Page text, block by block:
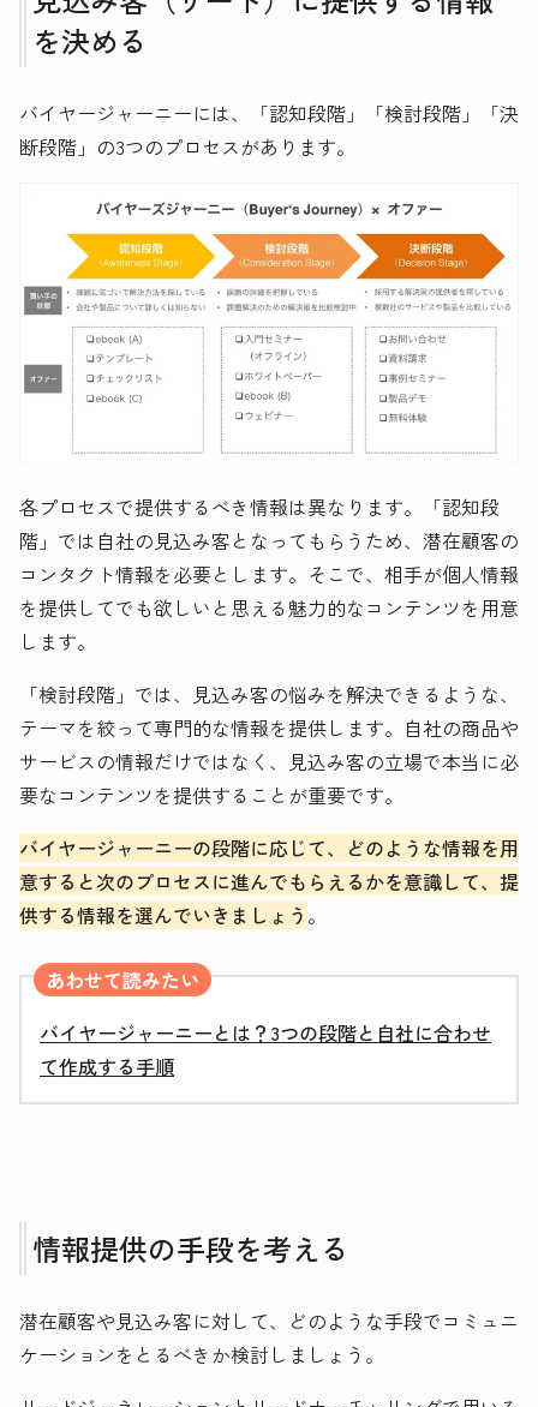
を決める
バイヤージャーニーには、「認知段階」「検討段階」「決
断段階」の3つのプロセスがあります。
各プロセスで提供するべき情報は異なります。「認知段
階」では自社の見込み客となってもらうため、潜在顧客の
コンタクト情報を必要とします。そこで、相手が個人情報
を提供してでも欲しいと思える魅力的なコンテンツを用意
します。
「検討段階」では、見込み客の悩みを解決できるような、
テーマを絞って専門的な情報を提供します。自社の商品や
サービスの情報だけではなく、見込み客の立場で本当に必
要なコンテンツを提供することが重要です。
バイヤージャーニーの段階に応じて、どのような情報を用
意すると次のプロセスに進んでもらえるかを意識して、提
供する情報を選んでいきましょう 。
あわせて読みたい
バイヤージャーニーとは？3つの段階と自社に合わせ
て作成する手順
情報提供の手段を考える
潜在顧客や見込み客に対して、どのような手段でコミュニ
ケーションをとるべきか検討しましょう。